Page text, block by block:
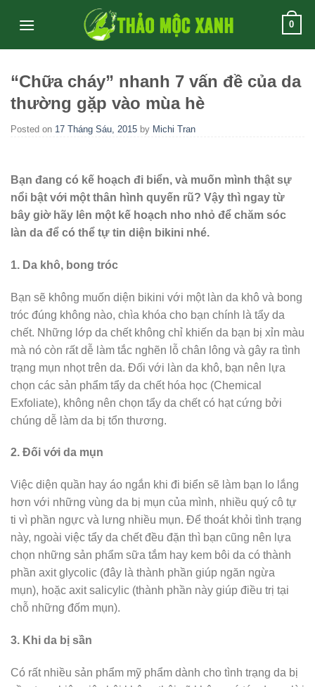
0
“Chữa cháy” nhanh 7 vấn đề của da
thường gặp vào mùa hè
Posted on 17 Tháng Sáu, 2015 by Michi Tran
Bạn đang có kế hoạch đi biển, và muốn mình thật sự
nổi bật với một thân hình quyến rũ? Vậy thì ngay từ
bây giờ hãy lên một kế hoạch nho nhỏ để chăm sóc
làn da để có thể tự tin diện bikini nhé.
1. Da khô, bong tróc
Bạn sẽ không muốn diện bikini với một làn da khô và bong
tróc đúng không nào, chìa khóa cho bạn chính là tẩy da
chết. Những lớp da chết không chỉ khiến da bạn bị xỉn màu
mà nó còn rất dễ làm tắc nghẽn lỗ chân lông và gây ra tình
trạng mụn nhọt trên da. Đối với làn da khô, bạn nên lựa
chọn các sản phẩm tẩy da chết hóa học (Chemical
Exfoliate), không nên chọn tẩy da chết có hạt cứng bởi
chúng dễ làm da bị tổn thương.
2. Đối với da mụn
Việc diện quần hay áo ngắn khi đi biển sẽ làm bạn lo lắng
hơn với những vùng da bị mụn của mình, nhiều quý cô tự
ti vì phần ngực và lưng nhiều mụn. Để thoát khỏi tình trạng
này, ngoài việc tẩy da chết đều đặn thì bạn cũng nên lựa
chọn những sản phẩm sữa tắm hay kem bôi da có thành
phần axit glycolic (đây là thành phần giúp ngăn ngừa
mụn), hoặc axit salicylic (thành phần này giúp điều trị tại
chỗ những đốm mụn).
3. Khi da bị sần
Có rất nhiều sản phẩm mỹ phẩm dành cho tình trạng da bị